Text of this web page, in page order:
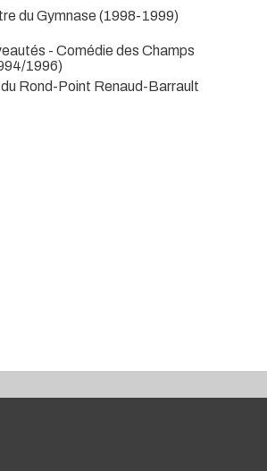
du Gymnase (1998-1999)
- Comédie des Champs
1996)
Rond-Point Renaud-Barrault